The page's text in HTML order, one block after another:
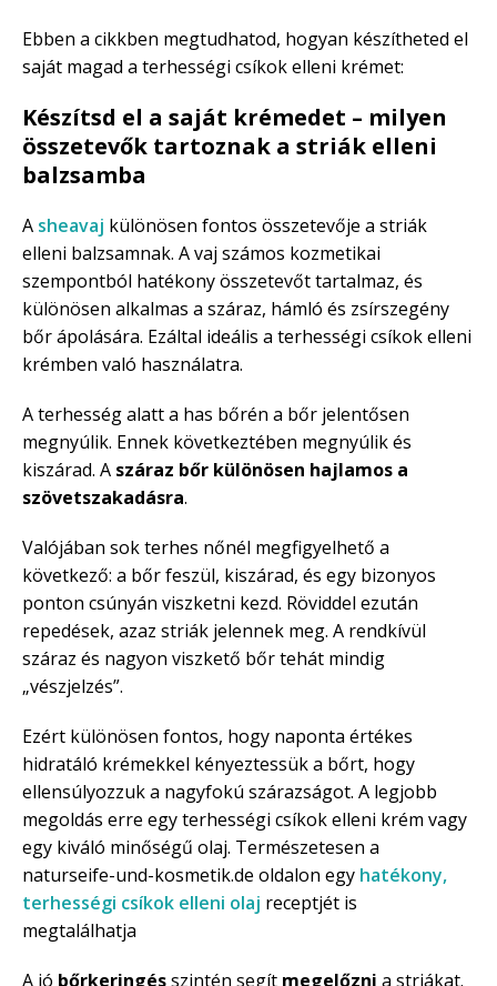
Ebben a cikkben megtudhatod, hogyan készítheted el
saját magad a terhességi csíkok elleni krémet:
Készítsd el a saját krémedet – milyen
összetevők tartoznak a striák elleni
balzsamba
A sheavaj különösen fontos összetevője a striák
elleni balzsamnak. A vaj számos kozmetikai
szempontból hatékony összetevőt tartalmaz, és
különösen alkalmas a száraz, hámló és zsírszegény
bőr ápolására. Ezáltal ideális a terhességi csíkok elleni
krémben való használatra.
A terhesség alatt a has bőrén a bőr jelentősen
megnyúlik. Ennek következtében megnyúlik és
kiszárad. A száraz bőr különösen hajlamos a
szövetszakadásra.
Valójában sok terhes nőnél megfigyelhető a
következő: a bőr feszül, kiszárad, és egy bizonyos
ponton csúnyán viszketni kezd. Röviddel ezután
repedések, azaz striák jelennek meg. A rendkívül
száraz és nagyon viszkető bőr tehát mindig
„vészjelzés”.
Ezért különösen fontos, hogy naponta értékes
hidratáló krémekkel kényeztessük a bőrt, hogy
ellensúlyozzuk a nagyfokú szárazságot. A legjobb
megoldás erre egy terhességi csíkok elleni krém vagy
egy kiváló minőségű olaj. Természetesen a
naturseife-und-kosmetik.de oldalon egy hatékony,
terhességi csíkok elleni olaj receptjét is
megtalálhatja
A jó bőrkeringésszintén segít megelőzni a striákat.